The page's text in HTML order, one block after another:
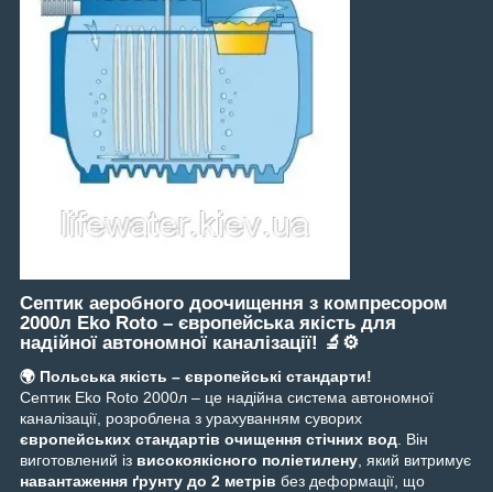
Септик аеробного доочищення з компресором
2000л Eko Roto – європейська якість для
надійної автономної каналізації! 🔬⚙️
🌍 Польська якість – європейські стандарти!
Септик Eko Roto 2000л – це надійна система автономної
каналізації, розроблена з урахуванням суворих
європейських стандартів очищення стічних вод . Він
виготовлений із високоякісного поліетилену , який витримує
навантаження ґрунту до 2 метрів без деформації, що